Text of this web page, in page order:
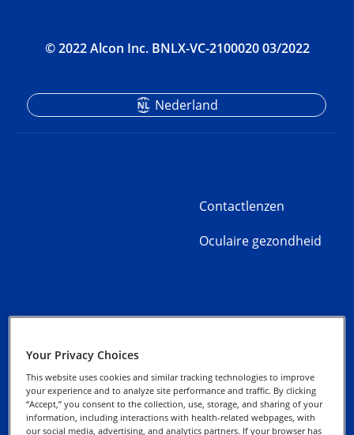
© 2022 Alcon Inc. BNLX-VC-2100020 03/2022
Contactlenzen
Oculaire gezondheid
Alcon Experience
Academy
Alcon Marketing Tools
Nederland
Cookie kennisgeving
Your Privacy Choices
This website uses cookies and similar tracking technologies to improve
your experience and to analyze site performance and traffic. By clicking
“Accept,” you consent to the collection, use, storage, and sharing of your
information, including interactions with health-related webpages, with
our social media, advertising, and analytics partners. If your browser has